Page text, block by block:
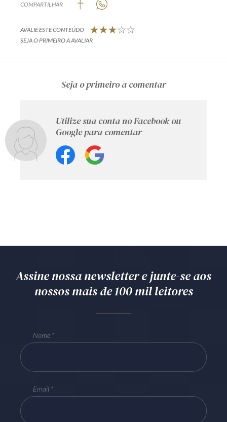
COMPARTILHAR
AVALIE ESTE CONTEÚDO
SEJA O PRIMEIRO A AVALIAR
Seja o primeiro a comentar
Utilize sua conta no Facebook ou
Google para comentar
Assine nossa newsletter e junte-se aos
nossos mais de 100 mil leitores
Nome
Email